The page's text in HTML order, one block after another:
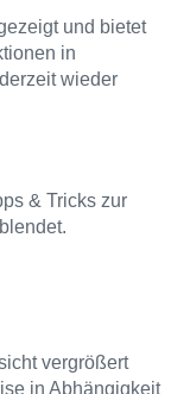
und bietet
in
wieder
& Tricks zur
vergrößert
in Abhängigkeit